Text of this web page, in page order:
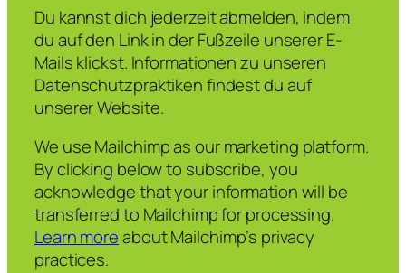
Du kannst dich jederzeit abmelden, indem
du auf den Link in der Fußzeile unserer E-
Mails klickst. Informationen zu unseren
Datenschutzpraktiken findest du auf
unserer Website.
We use Mailchimp as our marketing platform.
By clicking below to subscribe, you
acknowledge that your information will be
transferred to Mailchimp for processing.
Learn moreabout Mailchimp’s privacy
practices.